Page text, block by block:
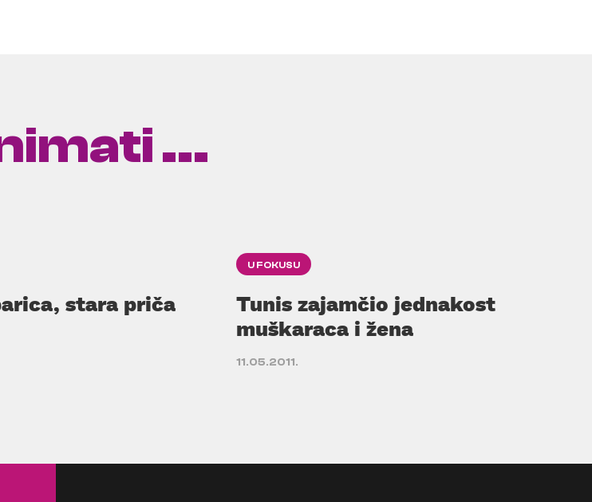
...
stara priča
U FOKUSU
Tunis zajamčio jednakost
muškaraca i žena
11.05.2011.